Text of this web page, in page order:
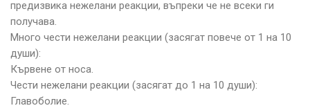
предизвика нежелани реакции, въпреки че не всеки ги
получава.
Много чести нежелани реакции (засягат повече от 1 на 10
души):
Кървене от носа.
Чести нежелани реакции (засягат до 1 на 10 души):
Главоболие.